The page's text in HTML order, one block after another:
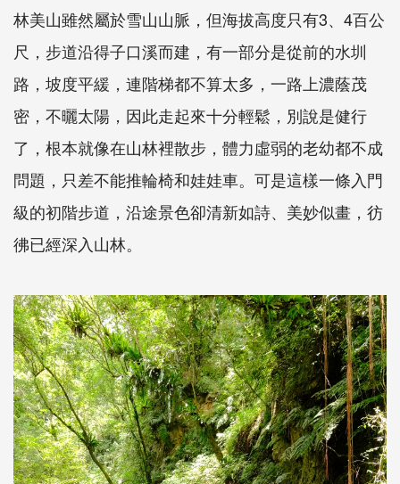
林美山雖然屬於雪山山脈，但海拔高度只有3、4百公
尺，步道沿得子口溪而建，有一部分是從前的水圳
路，坡度平緩，連階梯都不算太多，一路上濃蔭茂
密，不曬太陽，因此走起來十分輕鬆，別說是健行
了，根本就像在山林裡散步，體力虛弱的老幼都不成
問題，只差不能推輪椅和娃娃車。可是這樣一條入門
級的初階步道，沿途景色卻清新如詩、美妙似畫，彷
彿已經深入山林。